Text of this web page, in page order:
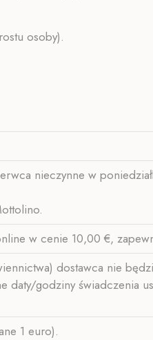
osoby).
nieczynne w
w cenie 10,00 €,
dostawca nie
godziny świadczenia
1 euro).